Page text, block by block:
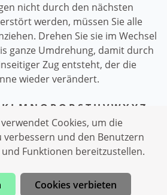
nicht durch den nächsten
werden, müssen Sie alle
Drehen Sie sie im Wechsel
ganze Umdrehung, damit durch
Zug entsteht, der die
wieder verändert.
K L M N O P Q R S T U VWXYZ
Impressum
Antrifttal
anrufen
Cookies, um die
und den Benutzern
Funktionen bereitzustellen.
Cookies verbieten